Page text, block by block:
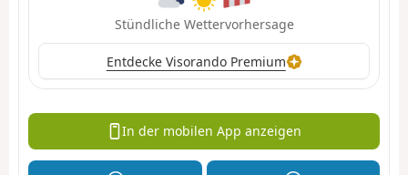
Stündliche Wettervorhersage
Entdecke Visorando Premium
In der mobilen App anzeigen